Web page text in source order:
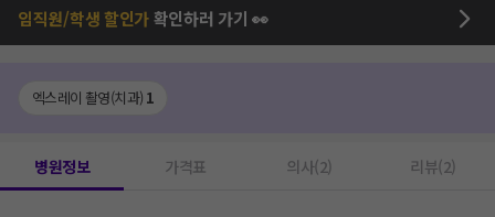
임직원/학생 할인가확인하러 가기 👀
엑스레이 촬영(치과) 1
병원정보 가격표 의사(2) 리뷰(2)